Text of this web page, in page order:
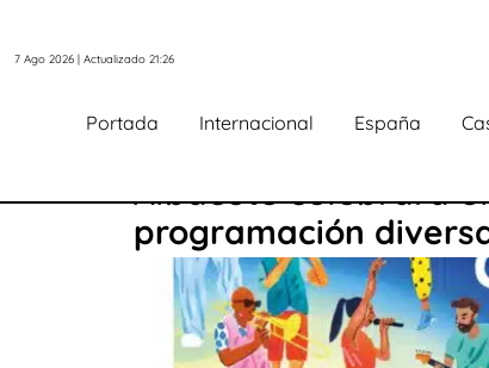
7 Ago 2026 | Actualizado 21:26
Portada Internacional España
Albacete celebrará
programación